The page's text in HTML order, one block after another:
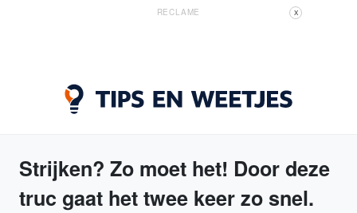
RECLAME X
Strijken? Zo moet het! Door deze
truc gaat het twee keer zo snel.